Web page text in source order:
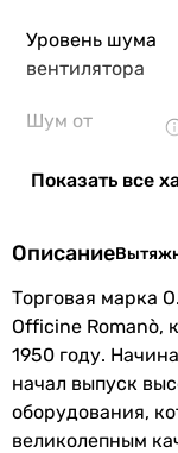
Уровень шума
вентилятора
Шум от
Максимальная
температура
перемещаемого
воздуха
Показать все
Описание
Торговая марка
Officine Romanò,
1950 году.
начал выпуск
оборудования,
великолепным